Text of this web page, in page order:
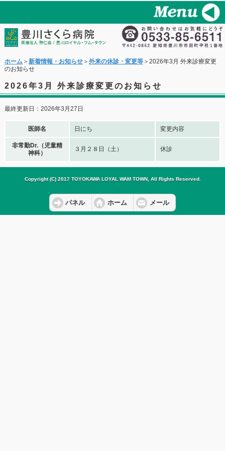
ホーム＞ 新着情報・お知らせ＞ 外来の休診・変更等＞2026年3月 外来診療変更
のお知らせ
2026年3月 外来診療変更のお知らせ
最終更新日：2026年3月27日
医師名 日にち 変更内容
非常勤Dr.（児童精
神科）
３月２８日（土） 休診
Copyright (C) 2017 TOYOKAWA LOYAL WAM TOWN, All Rights Reserved.
パネル ホーム メール